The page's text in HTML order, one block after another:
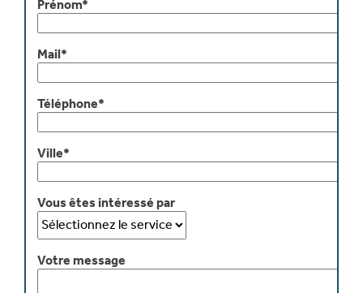
Mail*
Téléphone*
Ville*
Vous êtes intéressé par
Votre message